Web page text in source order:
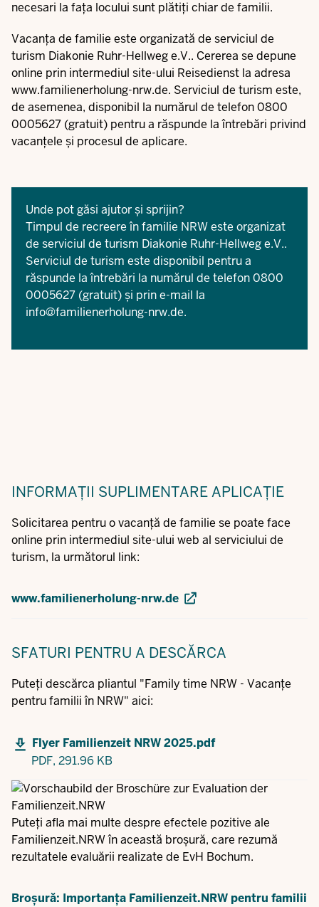
necesari la fața locului sunt plătiți chiar de familii.
Vacanța de familie este organizată de serviciul de
turism Diakonie Ruhr-Hellweg e.V.. Cererea se depune
online prin intermediul site-ului Reisedienst la adresa
www.familienerholung-nrw.de. Serviciul de turism este,
de asemenea, disponibil la numărul de telefon 0800
0005627 (gratuit) pentru a răspunde la întrebări privind
vacanțele și procesul de aplicare.
Unde pot găsi ajutor și sprijin?
Timpul de recreere în familie NRW este organizat
de serviciul de turism Diakonie Ruhr-Hellweg e.V..
Serviciul de turism este disponibil pentru a
răspunde la întrebări la numărul de telefon 0800
0005627 (gratuit) și prin e-mail la
info@familienerholung-nrw.de.
INFORMAȚII SUPLIMENTAREAPLICAȚIE
Solicitarea pentru o vacanță de familie se poate face
online prin intermediul site-ului web al serviciului de
turism, la următorul link:
www.familienerholung-nrw.de
SFATURI PENTRU A DESCĂRCA
Puteți descărca pliantul "Family time NRW - Vacanțe
pentru familii în NRW" aici:
Flyer Familienzeit NRW 2025.pdf
PDF, 291.96 KB
Puteți afla mai multe despre efectele pozitive ale
Familienzeit.NRW în această broșură, care rezumă
rezultatele evaluării realizate de EvH Bochum.
Broșură: Importanța Familienzeit.NRW pentru familii